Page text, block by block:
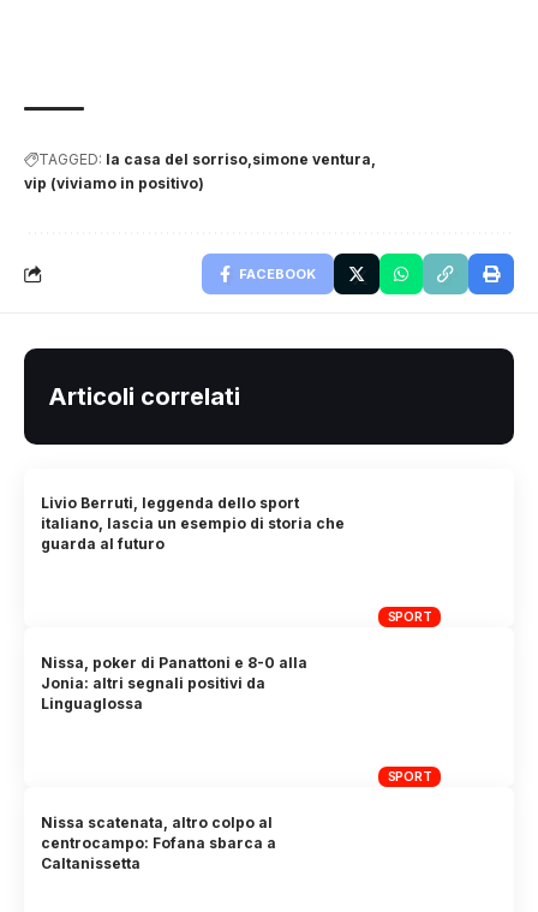
TAGGED: la casa del sorriso simone ventura
vip (viviamo in positivo)
FACEBOOK
Articoli correlati
SPORT
Livio Berruti, leggenda dello sport
italiano, lascia un esempio di storia che
guarda al futuro
SPORT
Nissa, poker di Panattoni e 8-0 alla
Jonia: altri segnali positivi da
Linguaglossa
Nissa scatenata, altro colpo al
centrocampo: Fofana sbarca a
Caltanissetta